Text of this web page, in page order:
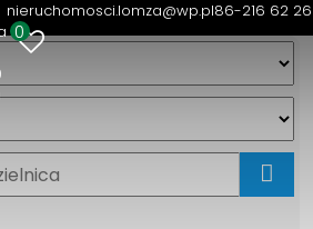
nieruchomosci.lomza@wp.pl86-216 62 26
0